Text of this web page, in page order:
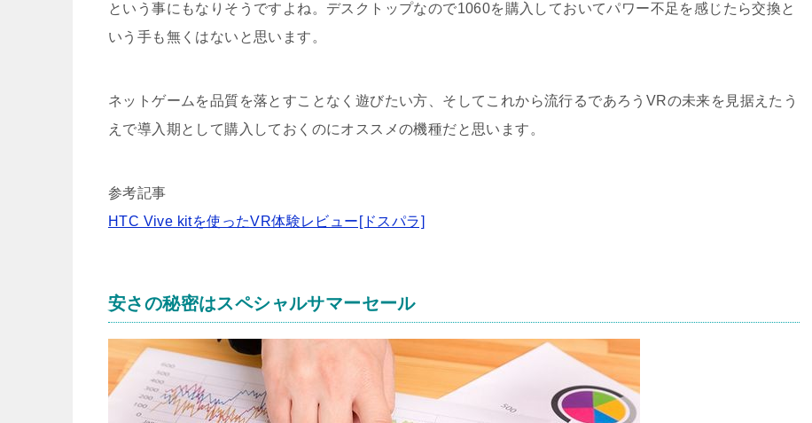
という事にもなりそうですよね。デスクトップなので1060を購入しておいてパワー不足を感じたら交換と
いう手も無くはないと思います。
ネットゲームを品質を落とすことなく遊びたい方、そしてこれから流行るであろうVRの未来を見据えたう
えで導入期として購入しておくのにオススメの機種だと思います。
参考記事
HTC Vive kitを使ったVR体験レビュー[ドスパラ]
安さの秘密はスペシャルサマーセール